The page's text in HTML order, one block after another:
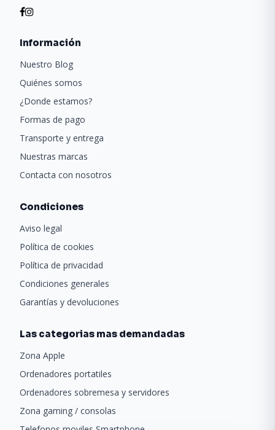
Información
Nuestro Blog
Quiénes somos
¿Donde estamos?
Formas de pago
Transporte y entrega
Nuestras marcas
Contacta con nosotros
Condiciones
Aviso legal
Política de cookies
Política de privacidad
Condiciones generales
Garantías y devoluciones
Las categorias mas demandadas
Zona Apple
Ordenadores portatiles
Ordenadores sobremesa y servidores
Zona gaming / consolas